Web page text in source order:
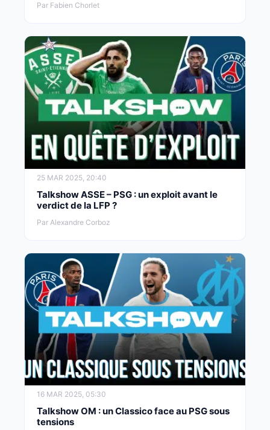
Par Fabien Chorlet
25 MAR 2025, 20:40
Talkshow ASSE – PSG : un exploit avant le
verdict de la LFP ?
Par Alexandre Corboz
16 MAR 2025, 05:30
Talkshow OM : un Classico face au PSG sous
tensions